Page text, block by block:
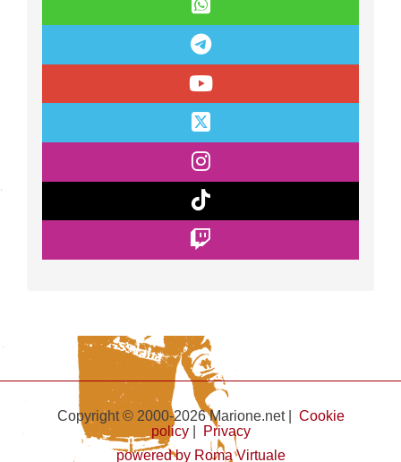
Copyright © 2000-2026 Marione.net | Cookie
policy|
Privacy
powered by Roma Virtuale